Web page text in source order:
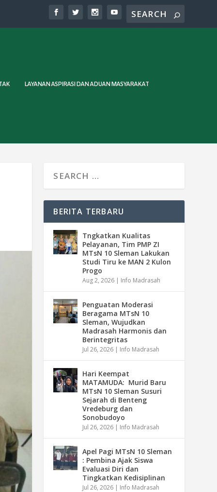
LAYANAN ASPIRASI DAN ADUAN MASYARAKAT
BERITA TERBARU
Tngkatkan Kualitas
Pelayanan, Tim PMP ZI
MTsN 10 Sleman Lakukan
Studi Tiru ke MAN 2 Kulon
Progo
Aug 2, 2026 | Info Madrasah
Penguatan Moderasi
Beragama MTsN 10
Sleman, Wujudkan
Madrasah Harmonis dan
Berintegritas
Jul 26, 2026 | Info Madrasah
Hari Keempat
MATAMUDA: Murid Baru
MTsN 10 Sleman Susuri
Sejarah di Benteng
Vredeburg dan
Sonobudoyo
Jul 26, 2026 | Info Madrasah
Apel Pagi MTsN 10 Sleman
: Pembina Ajak Siswa
Evaluasi Diri dan
Tingkatkan Kedisiplinan
Jul 26, 2026 | Info Madrasah